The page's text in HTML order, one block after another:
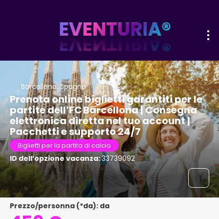
Barcellona, Spagna
Prenota online biglietti garantiti per le
partite dell’FC Barcellona | Consegna
elettronica diretta nel tuo account |
Pacchetti e supporto 24/7
Biglietti per la partita di calcio
ID dell’opzione vacanza:33739092
Prezzo/personna (*da): da